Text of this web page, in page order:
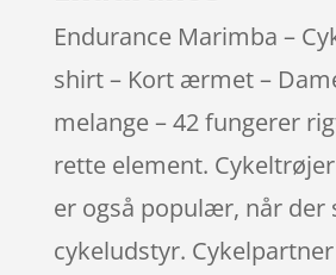
Endurance Marimba –
shirt – Kort ærmet –
melange – 42 fungerer
rette element.
er også populær, når der
cykeludstyr.